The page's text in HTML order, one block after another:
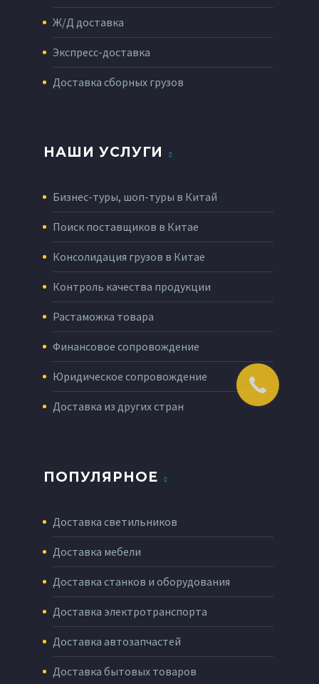
Ж/Д доставка
Экспресс-доставка
Доставка сборных грузов
НАШИ УСЛУГИ
Бизнес-туры, шоп-туры в Китай
Поиск поставщиков в Китае
Консолидация грузов в Китае
Контроль качества продукции
Растаможка товара
Финансовое сопровождение
Юридическое сопровождение
Доставка из других стран
ПОПУЛЯРНОЕ
Доставка светильников
Доставка мебели
Доставка станков и оборудования
Доставка электротранспорта
Доставка автозапчастей
Доставка бытовых товаров